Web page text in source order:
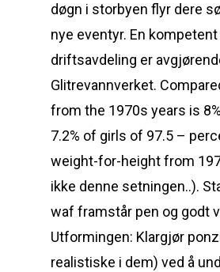
døgn i storbyen flyr dere
nye eventyr. En kompetent
driftsavdeling er
Glitrevannverket.
from the 1970s years is
7.2% of girls of 97.5 –
weight-for-height from
ikke denne setningen..).
waf framstår pen og godt
Utformingen: Klargjør
realistiske i dem) ved å